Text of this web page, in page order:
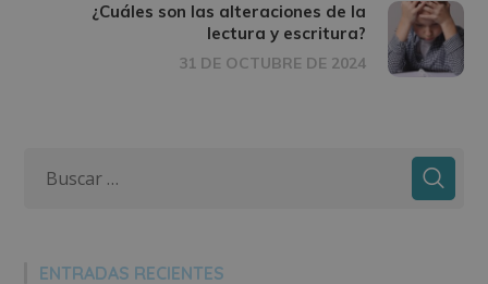
¿Cuáles son las alteraciones de la
lectura y escritura?
31 DE OCTUBRE DE 2024
ENTRADAS RECIENTES